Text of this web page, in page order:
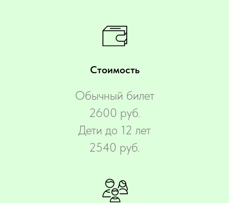
Стоимость
Обычный билет
2600 руб.
Дети до 12 лет
2540 руб.